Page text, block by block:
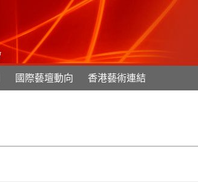
國際藝壇動向 香港藝術連結